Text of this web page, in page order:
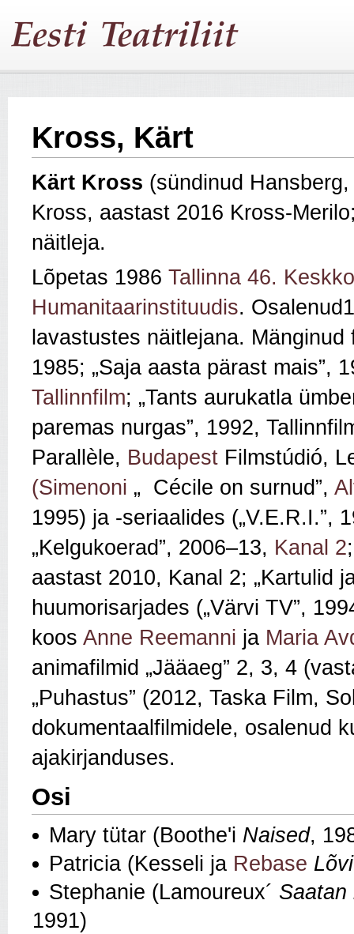
Kross, Kärt
Kärt Kross (sündinud
Kross, aastast 2016 Kross-
näitleja.
Lõpetas 1986 Tallinna 46.
Humanitaarinstituudis.
lavastustes näitlejana.
1985; „Saja aasta pärast mais”,
Tallinnfilm; „Tants aurukatla
paremas nurgas”, 1992,
Parallèle, Budapest Filmstúdió,
(Simenoni „ Cécile on surnud”,
1995) ja -seriaalides („V.E.R.I.”,
„Kelgukoerad”, 2006–13, Kanal 2
aastast 2010, Kanal 2; „Kartulid
huumorisarjades („Värvi TV”,
koos Anne Reemanni ja Maria
animafilmid „Jääaeg” 2, 3, 4
„Puhastus” (2012, Taska Film,
dokumentaalfilmidele, osalenud
ajakirjanduses.
Osi
Mary tütar (Boothe'i Naised,
Patricia (Kesseli ja Rebase Lõvi
Stephanie (Lamoureux´ Saatan
1991)